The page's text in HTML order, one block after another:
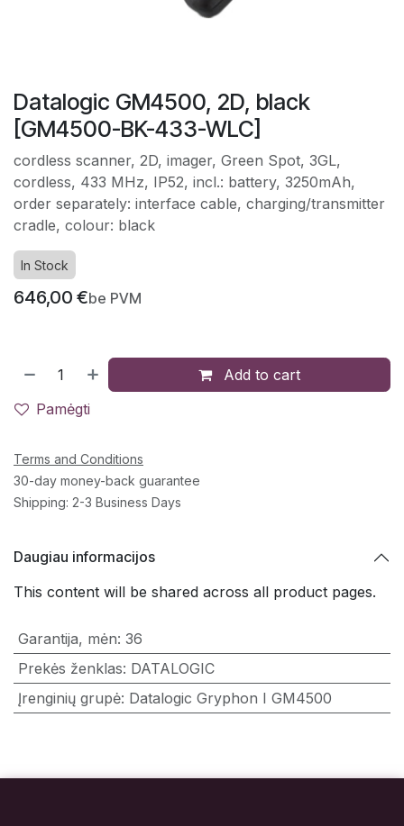
Datalogic GM4500, 2D, black
[GM4500-BK-433-WLC]
cordless scanner, 2D, imager, Green Spot, 3GL,
cordless, 433 MHz, IP52, incl.: battery, 3250mAh,
order separately: interface cable, charging/transmitter
cradle, colour: black
In Stock
646,00 €be PVM
Add to cart
Pamėgti
Terms and Conditions
30-day money-back guarantee
Shipping: 2-3 Business Days
Daugiau informacijos
This content will be shared across all product pages.
Garantija, mėn: 36
Prekės ženklas: DATALOGIC
Įrenginių grupė: Datalogic Gryphon I GM4500